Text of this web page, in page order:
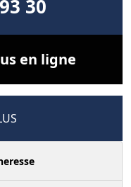
30
en ligne